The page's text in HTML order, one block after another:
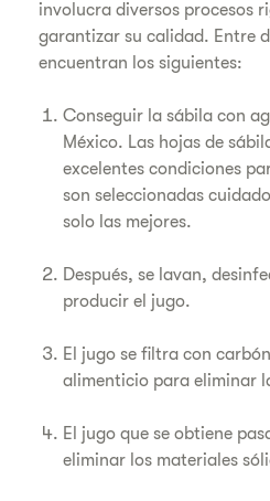
involucra diversos procesos
garantizar su calidad. Entre
encuentran los siguientes:
Conseguir la sábila con
México. Las hojas de
excelentes condiciones
son seleccionadas
solo las mejores.
Después, se lavan,
producir el jugo.
El jugo se filtra con
alimenticio para eliminar
El jugo que se obtiene
eliminar los materiales